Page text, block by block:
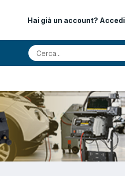
Hai già un account? Accedi